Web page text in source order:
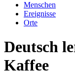
Menschen
Ereignisse
Orte
Deutsch
Kaffee